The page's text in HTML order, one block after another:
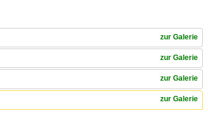
zur Galerie
zur Galerie
zur Galerie
zur Galerie